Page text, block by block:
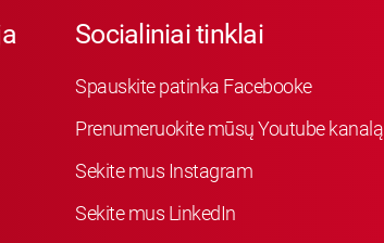
Socialiniai tinklai
Spauskite patinka Facebooke
Prenumeruokite mūsų Youtube kanalą
Sekite mus Instagram
Sekite mus LinkedIn